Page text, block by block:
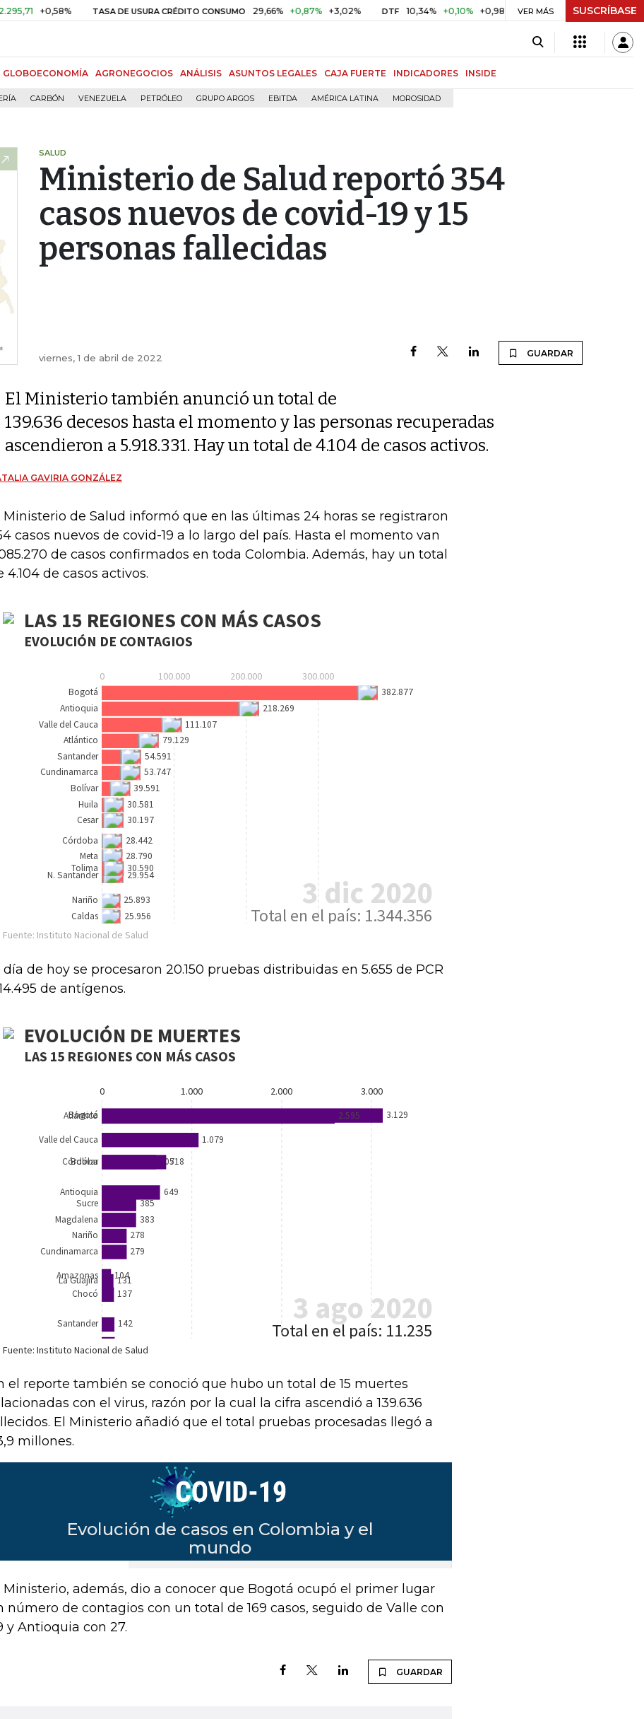
TASA DE USURA CRÉDITO CONSUMO 29,66% +0,87% +3,02% DTF 10,34% +0,10% +0,98% UVR $ 416,86 +$ 0,05 +0,01%
VER MÁS SUSCRÍBASE
GLOBOECONOMÍA AGRONEGOCIOS ANÁLISIS ASUNTOS LEGALES CAJA FUERTE INDICADORES INSIDE
CARBÓN VENEZUELA PETRÓLEO GRUPO ARGOS EBITDA AMÉRICA LATINA MOROSIDAD
SALUD
Ministerio de Salud reportó 354
casos nuevos de covid-19 y 15
personas fallecidas
viernes, 1 de abril de 2022 GUARDAR
El Ministerio también anunció un total de
139.636 decesos hasta el momento y las personas recuperadas
ascendieron a 5.918.331. Hay un total de 4.104 de casos activos.
GAVIRIA GONZÁLEZ
Ministerio de Salud informó que en las últimas 24 horas se registraron
casos nuevos de covid-19 a lo largo del país. Hasta el momento van
de casos confirmados en toda Colombia. Además, hay un total
4.104 de casos activos.
día de hoy se procesaron 20.150 pruebas distribuidas en 5.655 de PCR
de antígenos.
el reporte también se conoció que hubo un total de 15 muertes
con el virus, razón por la cual la cifra ascendió a 139.636
El Ministerio añadió que el total pruebas procesadas llegó a
millones.
Ministerio, además, dio a conocer que Bogotá ocupó el primer lugar
número de contagios con un total de 169 casos, seguido de Valle con
y Antioquia con 27.
GUARDAR